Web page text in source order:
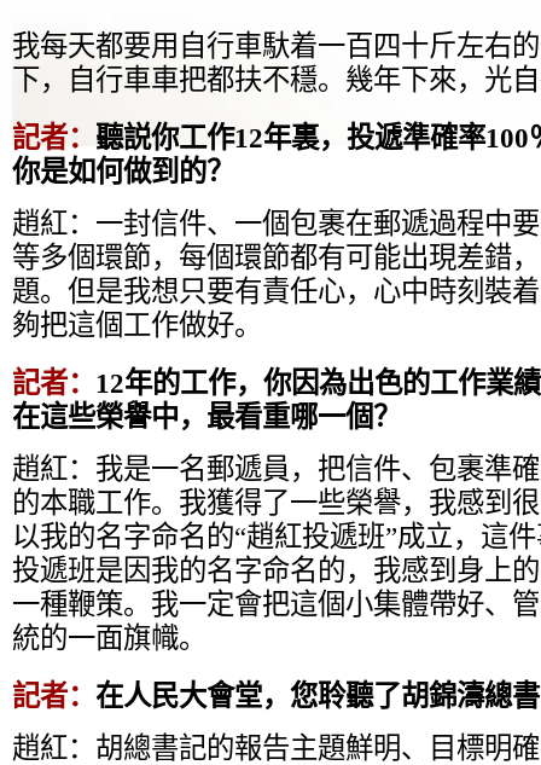
我每天都要用自行車馱着一百四十斤左右
下，自行車車把都扶不穩。幾年下來，光
記者： 聽説你工作12年裏，投遞準確率
你是如何做到的？
趙紅：一封信件、一個包裹在郵遞過程中
等多個環節，每個環節都有可能出現差錯
題。但是我想只要有責任心，心中時刻裝
夠把這個工作做好。
記者： 12年的工作，你因為出色的工作業
在這些榮譽中，最看重哪一個？
趙紅：我是一名郵遞員，把信件、包裹準
的本職工作。我獲得了一些榮譽，我感到
以我的名字命名的“趙紅投遞班”成立，這
投遞班是因我的名字命名的，我感到身上
一種鞭策。我一定會把這個小集體帶好、
統的一面旗幟。
記者： 在人民大會堂，您聆聽了胡錦濤總
趙紅：胡總書記的報告主題鮮明、目標明